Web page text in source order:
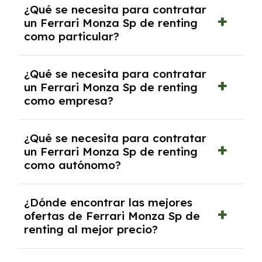
pero puede haber penalizaciones por
cancelación anticipada. Es importante revisar
las condiciones del contrato y hablar con un
experto que te asesore.
¿Qué se necesita para contratar
un Ferrari Monza Sp de renting
como particular?
y, en algunos casos, una consulta de solvencia
crediticia y un pago inicial.
¿Qué se necesita para contratar
un Ferrari Monza Sp de renting
como empresa?
documentación financiera y, en algunos
casos, un informe de solvencia de la empresa
y un pago inicial.
¿Qué se necesita para contratar
un Ferrari Monza Sp de renting
como autónomo?
autónomos, justificante de ingresos y, en
algunos casos, un informe fiscal y un pago
inicial.
¿Dónde encontrar las mejores
ofertas de Ferrari Monza Sp de
renting al mejor precio?